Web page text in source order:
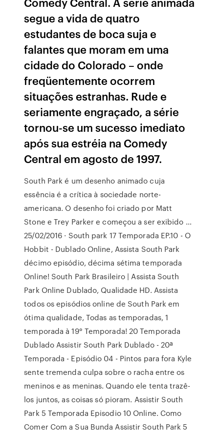
segue a vida de quatro
estudantes de boca suja e
falantes que moram em uma
cidade do Colorado – onde
freqüentemente ocorrem
situações estranhas. Rude e
seriamente engraçado, a série
tornou-se um sucesso imediato
após sua estréia na Comedy
Central em agosto de 1997.
South Park é um desenho animado cuja
essência é a crítica à sociedade norte-
americana. O desenho foi criado por Matt
Stone e Trey Parker e começou a ser exibido …
25/02/2016 · South park 17 Temporada EP.10 - O
Hobbit - Dublado Online, Assista South Park
décimo episódio, décima sétima temporada
Online! South Park Brasileiro | Assista South
Park Online Dublado, Qualidade HD. Assista
todos os episódios online de South Park em
ótima qualidade, Todas as temporadas, 1
temporada à 19° Temporada! 20 Temporada
Dublado Assistir South Park Dublado - 20ª
Temporada - Episódio 04 - Pintos para fora Kyle
sente tremenda culpa sobre o racha entre os
meninos e as meninas. Quando ele tenta trazê-
los juntos, as coisas só pioram. Assistir South
Park 5 Temporada Episodio 10 Online. Como
Comer Com a Sua Bunda Assistir South Park 5